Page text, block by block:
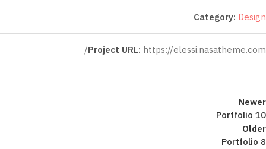
Category: Design
Project URL: https://elessi.nasatheme.com/
Newer
Portfolio 10
Older
Portfolio 8